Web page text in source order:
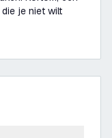
je niet wilt